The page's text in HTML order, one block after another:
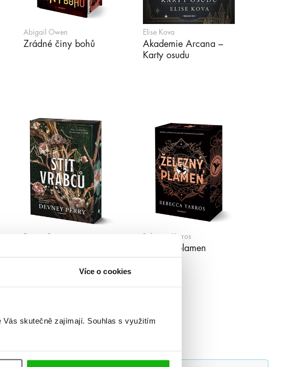
Více o cookies
Vás skutečně zajímají. Souhlas s využitím
Abigail Owen
Zrádné činy bohů
Elise Kova
Akademie Arcana –
Karty osudu
Devney Perry Rebecca Yarros
Železný plamen